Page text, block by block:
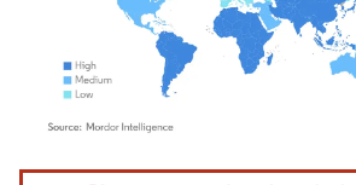
Image © Mordor Intelligence. La réutilisation